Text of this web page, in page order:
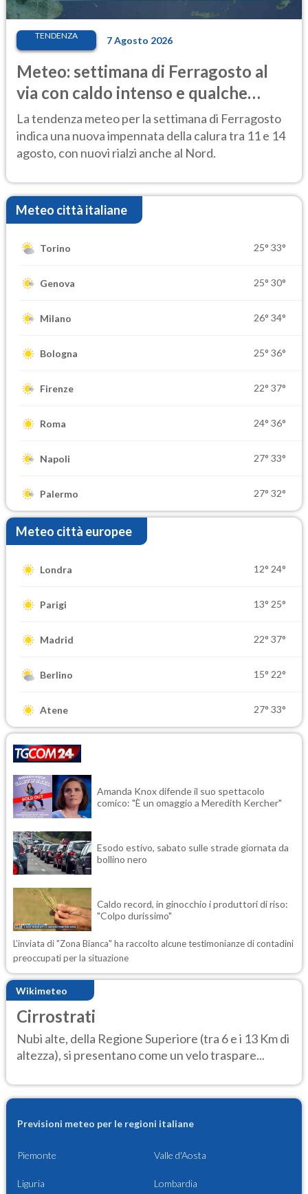
TENDENZA 7 Agosto 2026
Meteo: settimana di Ferragosto al
via con caldo intenso e qualche
temporale
La tendenza meteo per la settimana di Ferragosto
indica una nuova impennata della calura tra 11 e 14
agosto, con nuovi rialzi anche al Nord.
Meteo città italiane
Torino 25° 33°
Genova 25° 30°
Milano 26° 34°
Bologna 25° 36°
Firenze 22° 37°
Roma 24° 36°
Napoli 27° 33°
Palermo 27° 32°
Meteo città europee
Londra 12° 24°
Parigi 13° 25°
Madrid 22° 37°
Berlino 15° 22°
Atene 27° 33°
Amanda Knox difende il suo spettacolo
comico: "È un omaggio a Meredith Kercher"
Esodo estivo, sabato sulle strade giornata da
bollino nero
Caldo record, in ginocchio i produttori di riso:
"Colpo durissimo"
L’inviata di "Zona Bianca" ha raccolto alcune testimonianze di contadini
preoccupati per la situazione
Wikimeteo
Cirrostrati
Nubi alte, della Regione Superiore (tra 6 e i 13 Km di
altezza), si presentano come un velo traspare...
Previsioni meteo per le regioni italiane
Piemonte Valle d'Aosta
Liguria Lombardia